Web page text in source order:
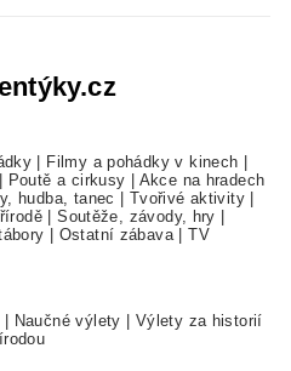
Filmy a pohádky v kinech
Poutě a cirkusy
Akce na hradech
hudba, tanec Tvořivé aktivity
|Soutěže, závody, hry
Ostatní zábava|TV
Naučné výlety
Výlety za historií